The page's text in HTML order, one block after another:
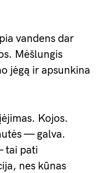
vandens dar
Mėšlungis
jėgą ir apsunkina
Kojos.
— galva.
tai pati
nes kūnas